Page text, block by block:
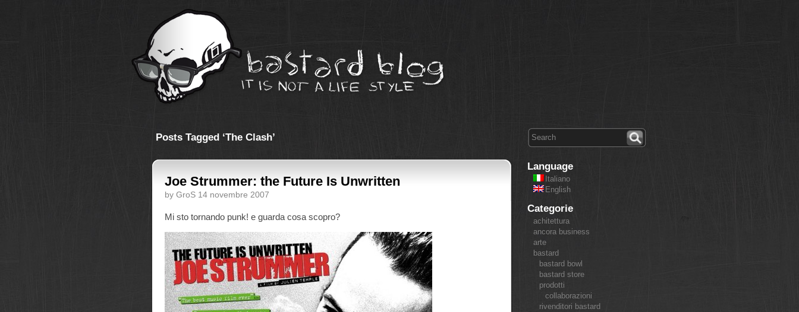
Posts Tagged ‘The Clash’
Joe Strummer: the Future Is Unwritten
by GroS 14 novembre 2007
Mi sto tornando punk! e guarda cosa scopro?
Language
Italiano
English
Categorie
achitettura
ancora business
arte
bastard
bastard bowl
bastard store
prodotti
collaborazioni
rivenditori bastard